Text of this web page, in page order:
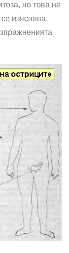
но това не
изяснява,